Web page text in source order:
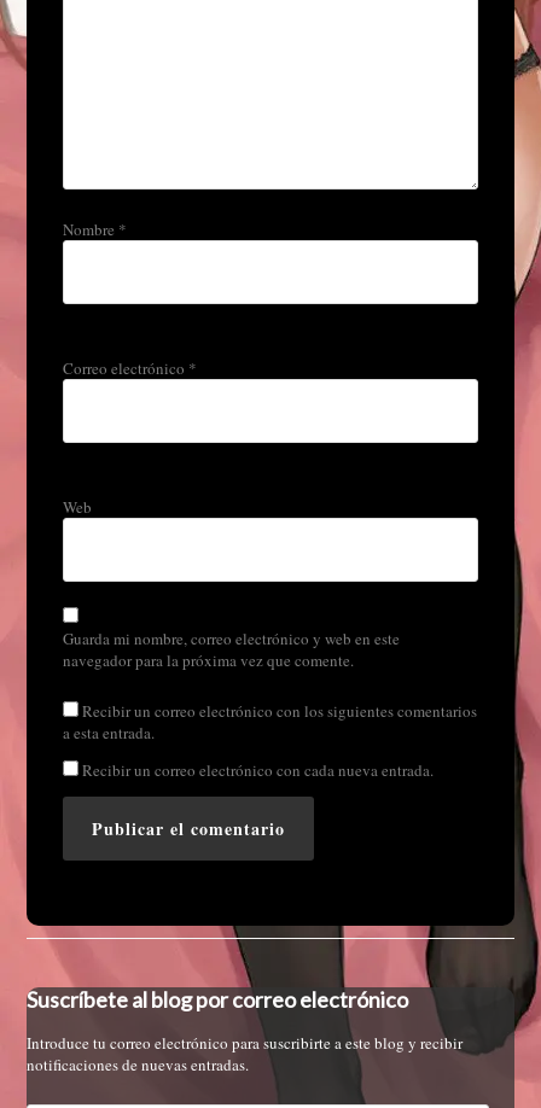
Nombre *
Correo electrónico *
Web
Guarda mi nombre, correo electrónico y web en este
navegador para la próxima vez que comente.
Recibir un correo electrónico con los siguientes comentarios
a esta entrada.
Recibir un correo electrónico con cada nueva entrada.
Suscríbete al blog por correo electrónico
Introduce tu correo electrónico para suscribirte a este blog y recibir
notificaciones de nuevas entradas.